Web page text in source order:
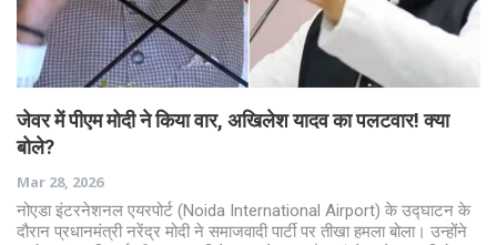
जेवर में पीएम मोदी ने किया वार, अखिलेश यादव का पलटवार! क्या
बोले?
Mar 28, 2026
नोएडा इंटरनेशनल एयरपोर्ट (Noida International Airport) के उद्घाटन के
दौरान प्रधानमंत्री नरेंद्र मोदी ने समाजवादी पार्टी पर तीखा हमला बोला। उन्होंने